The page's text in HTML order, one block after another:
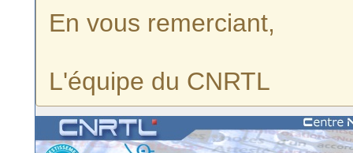
En vous remerciant,
L'équipe du CNRTL